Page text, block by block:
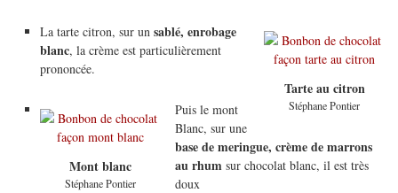
Tarte au citron
Stéphane Pontier
La tarte citron, sur un sablé, enrobage
blanc, la crème est particulièrement
prononcée.
Mont blanc
Stéphane Pontier
Puis le mont
Blanc, sur une
base de meringue, crème de marrons
au rhumsur chocolat blanc, il est très
doux